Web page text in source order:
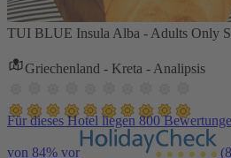
TUI BLUE Insula Alba - Adults Only
Griechenland - Kreta - Analipsis
Für dieses Hotel liegen 800
von 84% vor